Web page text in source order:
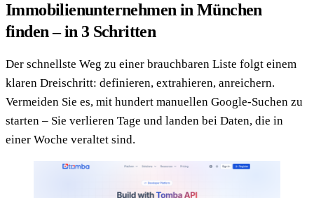
Immobilienunternehmen in München
finden – in 3 Schritten
Der schnellste Weg zu einer brauchbaren Liste folgt einem
klaren Dreischritt: definieren, extrahieren, anreichern.
Vermeiden Sie es, mit hundert manuellen Google-Suchen zu
starten – Sie verlieren Tage und landen bei Daten, die in
einer Woche veraltet sind.